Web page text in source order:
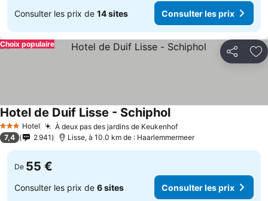
Consulter les prix de 14 sites Consulter les prix
Partager
Choix populaire
3 ÉtoilesHotel À deux pas des jardins de Keukenhof
Hotel de Duif Lisse - Schiphol
7,4 2 941 Lisse, à 10.0 km de : Haarlemmermeer
De 55 €
Consulter les prix de 6 sites Consulter les prix